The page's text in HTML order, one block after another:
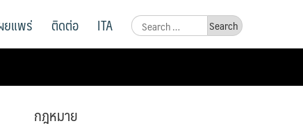
Search
for:
ยแพร่ ติดต่อ ITA
กฎหมาย